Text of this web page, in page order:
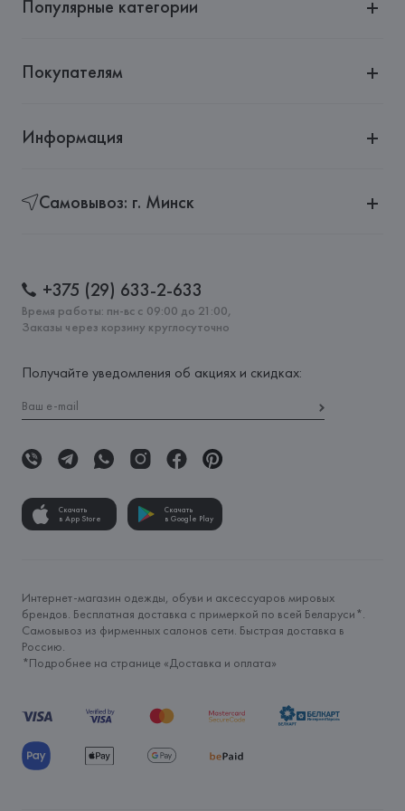
Популярные категории
Покупателям
Информация
Самовывоз: г. Минск
+375 (29) 633-2-633
Время работы: пн-вс с 09:00 до 21:00,
Заказы через корзину круглосуточно
Получайте уведомления об акциях и скидках:
Скачать
в App Store
Скачать
в Google Play
Интернет-магазин одежды, обуви и аксессуаров мировых
брендов. Бесплатная доставка с примеркой по всей Беларуси*.
Самовывоз из фирменных салонов сети. Быстрая доставка в
Россию.
*Подробнее на странице «Доставка и оплата»